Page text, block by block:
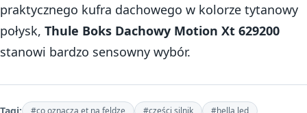
praktycznego kufra dachowego w kolorze tytanowy
połysk, Thule Boks Dachowy Motion Xt 629200
stanowi bardzo sensowny wybór.
#co oznacza et na feldze #części silnik
#hella led